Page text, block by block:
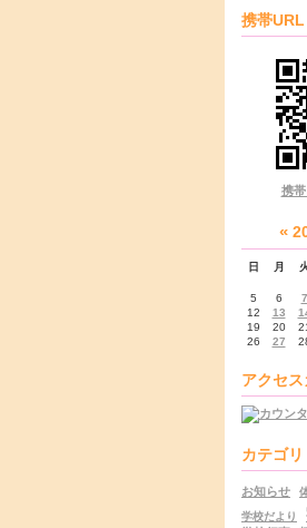
携帯URL
携
«
日 月
5
6 7
12
13
19
20
26
27
アクセ
カテゴリ
お知らせ
学校だより